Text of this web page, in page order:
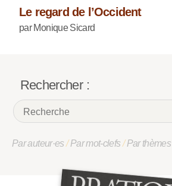
Le regard de l’Occident
par Monique Sicard
Rechercher :
Par auteur·es/Par mot-clefs/Par thèmes